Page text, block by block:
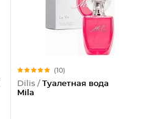
(10)
Dilis / Туалетная вода
Mila